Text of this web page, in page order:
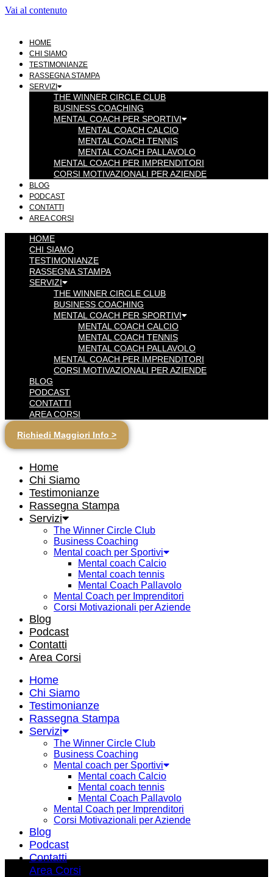
Vai al contenuto
HOME
CHI SIAMO
TESTIMONIANZE
RASSEGNA STAMPA
SERVIZI
THE WINNER CIRCLE CLUB
BUSINESS COACHING
MENTAL COACH PER SPORTIVI
MENTAL COACH CALCIO
MENTAL COACH TENNIS
MENTAL COACH PALLAVOLO
MENTAL COACH PER IMPRENDITORI
CORSI MOTIVAZIONALI PER AZIENDE
BLOG
PODCAST
CONTATTI
AREA CORSI
HOME
CHI SIAMO
TESTIMONIANZE
RASSEGNA STAMPA
SERVIZI
THE WINNER CIRCLE CLUB
BUSINESS COACHING
MENTAL COACH PER SPORTIVI
MENTAL COACH CALCIO
MENTAL COACH TENNIS
MENTAL COACH PALLAVOLO
MENTAL COACH PER IMPRENDITORI
CORSI MOTIVAZIONALI PER AZIENDE
BLOG
PODCAST
CONTATTI
AREA CORSI
Richiedi Maggiori Info >
Home
Chi Siamo
Testimonianze
Rassegna Stampa
Servizi
The Winner Circle Club
Business Coaching
Mental coach per Sportivi
Mental coach Calcio
Mental coach tennis
Mental Coach Pallavolo
Mental Coach per Imprenditori
Corsi Motivazionali per Aziende
Blog
Podcast
Contatti
Area Corsi
Home
Chi Siamo
Testimonianze
Rassegna Stampa
Servizi
The Winner Circle Club
Business Coaching
Mental coach per Sportivi
Mental coach Calcio
Mental coach tennis
Mental Coach Pallavolo
Mental Coach per Imprenditori
Corsi Motivazionali per Aziende
Blog
Podcast
Contatti
Area Corsi